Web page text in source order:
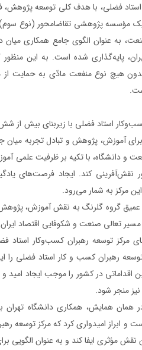
فضلی، با هدف کلی توسعه پژوهش،
مؤسسه پژوهشی تقاضامحور (نوع
عنوان الگوی جامع همکاری میان
پایه‌گذاری شده است. به این
هیچ نوع منفعت مادّی به حمایت از
استاد فضلی با زیربنای بیش از
آموزش، پژوهش و تبادل تجربه میان
و دانشگاه، با تکیه بر ظرفیت علمی
کند. ایجاد فرصت‌های
مرکز به شمار می‌رود.
عمیق گروه گلرنگ به نقش آموزش،
تعالی صنعت و شکوفایی اقتصاد
توسعه رهبران کسب‌وکار استاد
رهبران کسب و کار استاد فضلی را
اقداماتی در کشور را موجب ایجاد
منجر شود.
همان همایش، همکاری دانشگاه تهران
و ابراز امیدواری کرد که مرکز توسعه
نقش مؤثری ایفا کند و به عنوان الگویی